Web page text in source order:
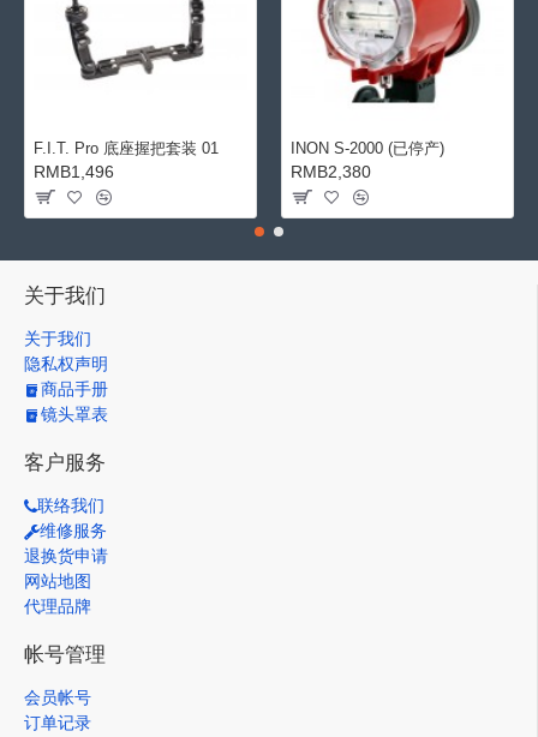
F.I.T. Pro 底座握把套装 01
RMB1,496
INON S-2000 (已停产)
RMB2,380
关于我们
关于我们
隐私权声明
商品手册
镜头罩表
客户服务
联络我们
维修服务
退换货申请
网站地图
代理品牌
帐号管理
会员帐号
订单记录